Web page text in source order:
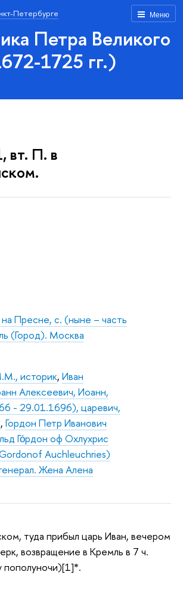
Меню
Петербурге
Петра Великого
1725 гг.)
вт. П. в
Пресне, с. (ныне – часть
(Город). Москва
историк, Иван
Алексеевич, Иоанн,
- 29.01.1696), царевич,
, Гордон Петр Иванович
Го́рдон оф Охлухрис
Auchleuchries)
Жена Алена
туда прибыл царь Иван, вечером
возвращение в Кремль в 7 ч.
пополуночи)[1]*.